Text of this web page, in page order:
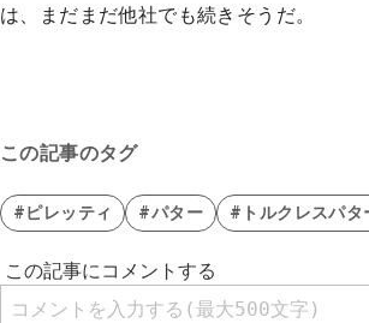
は、まだまだ他社でも続きそうだ。
この記事のタグ
#ピレッティ #パター #トルクレスパタ